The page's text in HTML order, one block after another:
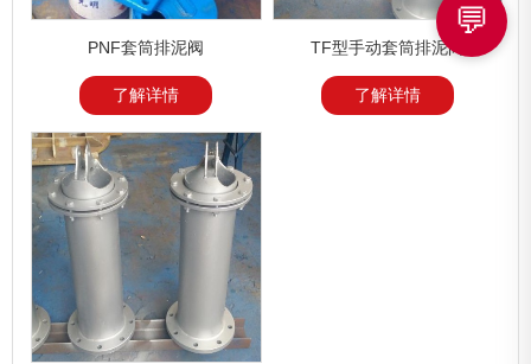
PNF套筒排泥阀
了解详情
TF型手动套筒排泥阀
了解详情
💬